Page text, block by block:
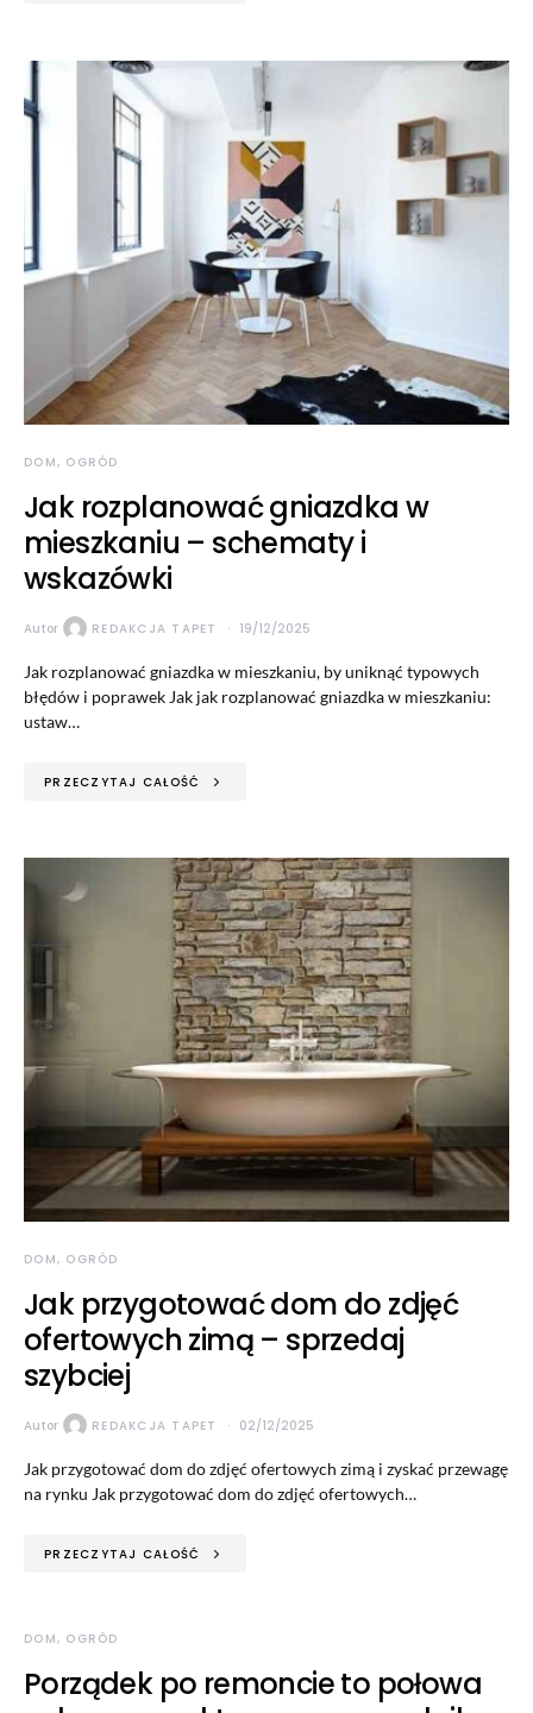
DOM, OGRÓD
Jak rozplanować gniazdka w
mieszkaniu – schematy i
wskazówki
Autor REDAKCJA TAPET 19/12/2025
Jak rozplanować gniazdka w mieszkaniu, by uniknąć typowych
błędów i poprawek Jak jak rozplanować gniazdka w mieszkaniu:
ustaw…
PRZECZYTAJ CAŁOŚĆ
DOM, OGRÓD
Jak przygotować dom do zdjęć
ofertowych zimą – sprzedaj
szybciej
Autor REDAKCJA TAPET 02/12/2025
Jak przygotować dom do zdjęć ofertowych zimą i zyskać przewagę
na rynku Jak przygotować dom do zdjęć ofertowych…
PRZECZYTAJ CAŁOŚĆ
DOM, OGRÓD
Porządek po remoncie to połowa